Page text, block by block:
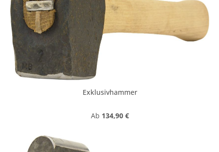
Exklusivhammer
Regulärer Preis:
Ab 134,90 €